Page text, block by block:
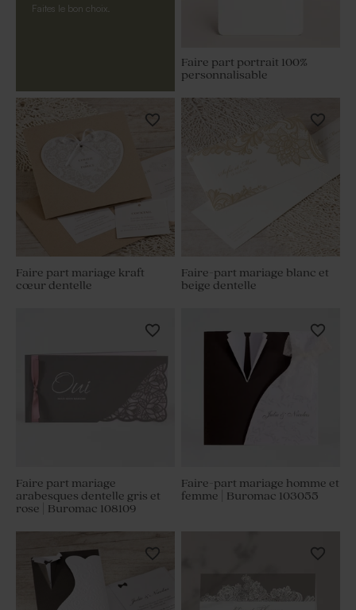
Faites le bon choix.
Faire part portrait 100%
personnalisable
Faire part mariage kraft
cœur dentelle
Faire-part mariage blanc et
beige dentelle
Faire part mariage
arabesques dentelle gris et
rose | Buromac 108109
Faire-part mariage homme et
femme | Buromac 103055